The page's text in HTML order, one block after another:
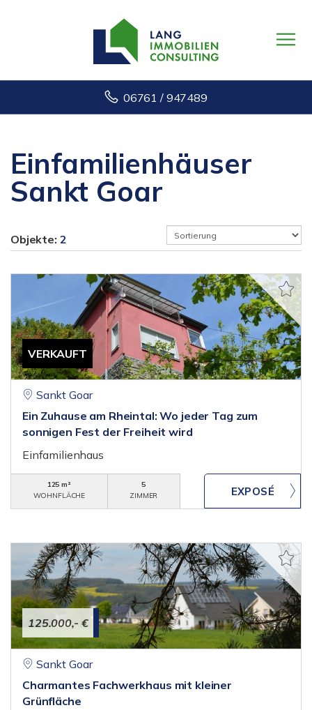
06761 / 947489
Einfamilienhäuser
Sankt Goar
Objekte: 2
VERKAUFT
Sankt Goar
Ein Zuhause am Rheintal: Wo jeder Tag zum
sonnigen Fest der Freiheit wird
Einfamilienhaus
125 m²
WOHNFLÄCHE
5
ZIMMER
125.000,- €
Sankt Goar
Charmantes Fachwerkhaus mit kleiner
Grünfläche